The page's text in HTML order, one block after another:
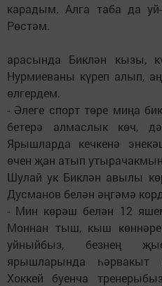
карадым. Алга таба да
Рөстәм.
арасында Биклән кызы,
Нурмиеваны күреп алып,
өлгердем.
- Әлеге спорт төре миңа
бетерә алмаслык көч,
Ярышларда кечкенә
өчен җан атып
Шулай ук Биклән авылы
Дусманов белән әңгәмә
- Мин көрәш белән 12
Моннан тыш, кыш
уйныйбыз, безнең
ярышларында һәрвакыт
Хоккей буенча